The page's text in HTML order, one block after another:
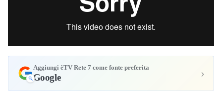
Aggiungi èTV Rete 7 come fonte preferita
Google ›